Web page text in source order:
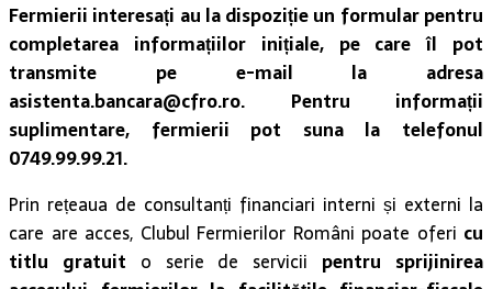
Fermierii interesați au la dispoziție un formular pentru
completarea informațiilor inițiale, pe care îl pot
transmite pe e-mail la adresa
asistenta.bancara@cfro.ro. Pentru informații
suplimentare, fermierii pot suna la telefonul
0749.99.99.21.
Prin rețeaua de consultanți financiari interni și externi la
care are acces, Clubul Fermierilor Români poate oferi cu
titlu gratuit o serie de servicii pentru sprijinirea